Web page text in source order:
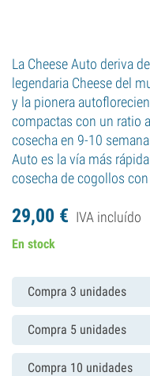
La Cheese Auto deriva
legendaria Cheese del
y la pionera
compactas con un ratio
cosecha en 9-10
Auto es la vía más
cosecha de cogollos
29,00 € IVA incluído
En stock
Compra 3 unidades
Compra 5 unidades
Compra 10 unidades